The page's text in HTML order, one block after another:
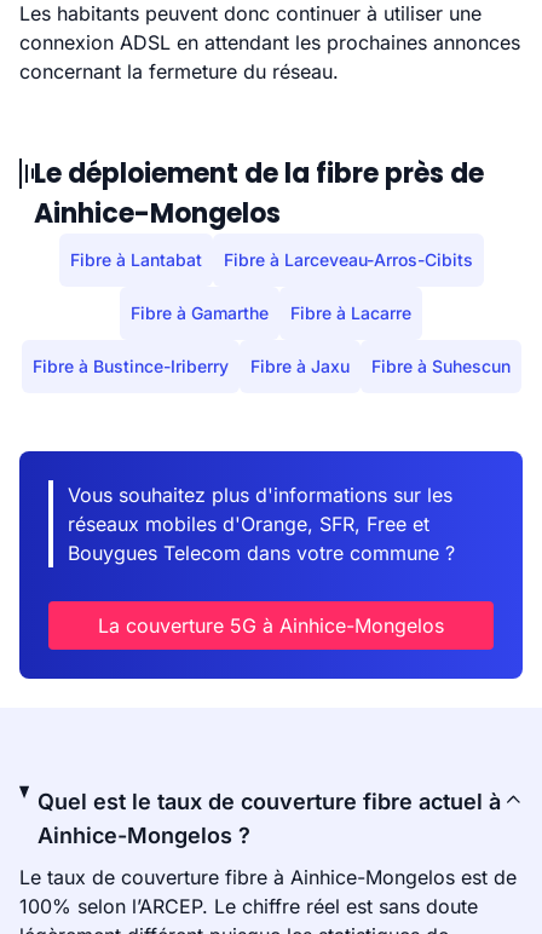
Les habitants peuvent donc continuer à utiliser une
connexion ADSL en attendant les prochaines annonces
concernant la fermeture du réseau.
Le déploiement de la fibre près de
Ainhice-Mongelos
Fibre à Lantabat Fibre à Larceveau-Arros-Cibits
Fibre à Gamarthe Fibre à Lacarre
Fibre à Bustince-Iriberry Fibre à Jaxu Fibre à Suhescun
Vous souhaitez plus d'informations sur les
réseaux mobiles d'Orange, SFR, Free et
Bouygues Telecom dans votre commune ?
La couverture 5G à Ainhice-Mongelos
Quel est le taux de couverture fibre actuel à
Ainhice-Mongelos ?
Le taux de couverture fibre à Ainhice-Mongelos est de
100% selon l’ARCEP. Le chiffre réel est sans doute